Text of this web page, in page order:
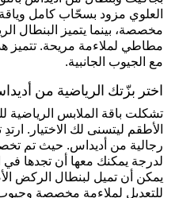
العلوي مزود بسحّاب كامل
مخصصة، بينما يتميز البنطال
مطاطي لملاءمة مريحة. تتميز
مع الجيوب الجانبية.
اختر بزّتك الرياضية من
تشكلت باقة الملابس
الأطقم ليتسنى لك الاختيار.
رجالية من أديداس. حيث تم
لدرجة يمكنك معها أن تجدها في
يمكن أن تميل لبنطال الركض
للتعديل لملاءمة مخصصة وجيوب